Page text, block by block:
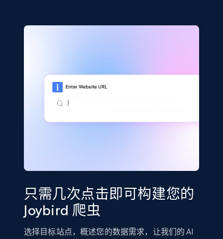
只需几次点击即可构建您的
Joybird 爬虫
选择目标站点，概述您的数据需求，让我们的 AI